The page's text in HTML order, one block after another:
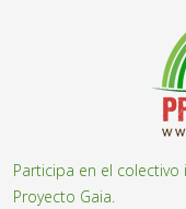
Participa en el
Proyecto Gaia.